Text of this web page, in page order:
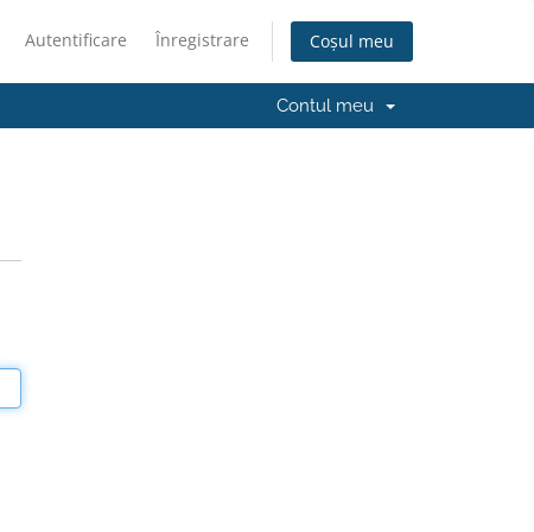
Autentificare Înregistrare Coșul meu
Contul meu